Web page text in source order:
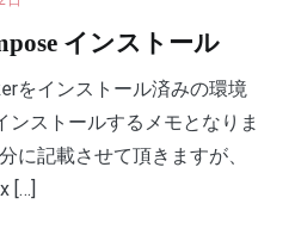
インストール
をインストール済みの環境
ンストールするメモとなりま
に記載させて頂きますが、
[…]